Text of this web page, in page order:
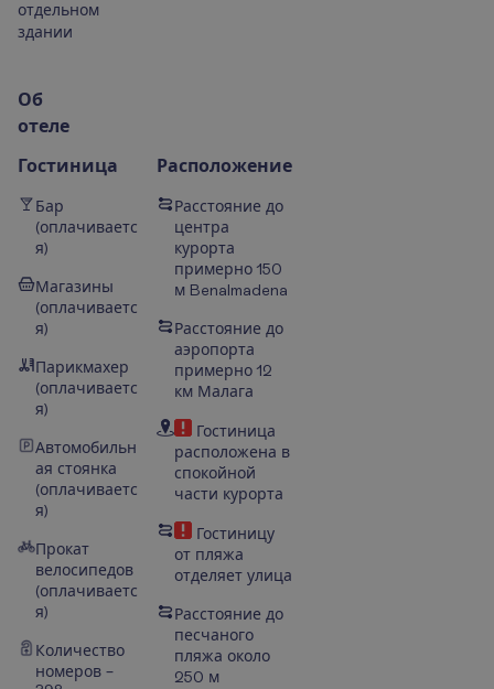
отдельном
здании
Об
отеле
Гостиница
Бар
(оплачиваетс
я)
Магазины
(оплачиваетс
я)
Парикмахер
(оплачиваетс
я)
Автомобильн
ая стоянка
(оплачиваетс
я)
Прокат
велосипедов
(оплачиваетс
я)
Количество
номеров –
Расположение
Расстояние до
центра
курорта
примерно 150
м Benalmadena
Расстояние до
аэропорта
примерно 12
км Малага
Гостиница
расположена в
спокойной
части курорта
Гостиницу
от пляжа
отделяет улица
Расстояние до
песчаного
пляжа около
250 м